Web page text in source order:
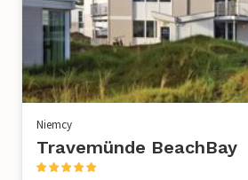
Niemcy
Travemünde BeachBay